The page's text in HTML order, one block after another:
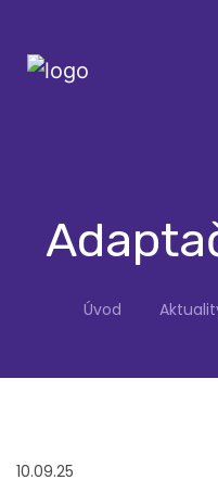
Úvod
10.09.25